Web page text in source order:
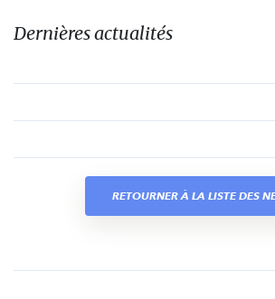
Dernières actualités
RETOURNER À LA LISTE DES